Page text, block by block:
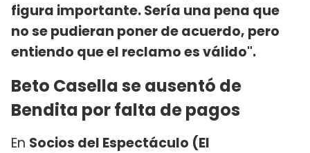
figura importante. Sería una pena que
no se pudieran poner de acuerdo, pero
entiendo que el reclamo es válido".
Beto Casella se ausentó de
Bendita por falta de pagos
En Socios del Espectáculo (El